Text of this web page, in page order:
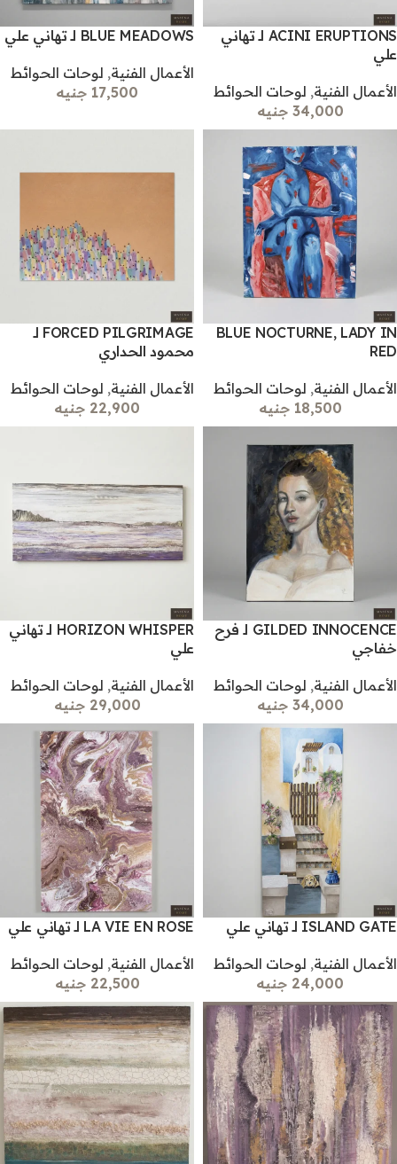
ACINI ERUPTIONS لـ تهاني
علي
الأعمال الفنية, لوحات الحوائط
34,000 جنيه
BLUE MEADOWS لـ تهاني علي
الأعمال الفنية, لوحات الحوائط
17,500 جنيه
BLUE NOCTURNE, LADY IN
RED
الأعمال الفنية, لوحات الحوائط
18,500 جنيه
FORCED PILGRIMAGE لـ
محمود الحداري
الأعمال الفنية, لوحات الحوائط
22,900 جنيه
GILDED INNOCENCE لـ فرح
خفاجي
الأعمال الفنية, لوحات الحوائط
34,000 جنيه
HORIZON WHISPER لـ تهاني
علي
الأعمال الفنية, لوحات الحوائط
29,000 جنيه
ISLAND GATE لـ تهاني علي
الأعمال الفنية, لوحات الحوائط
24,000 جنيه
LA VIE EN ROSE لـ تهاني علي
الأعمال الفنية, لوحات الحوائط
22,500 جنيه